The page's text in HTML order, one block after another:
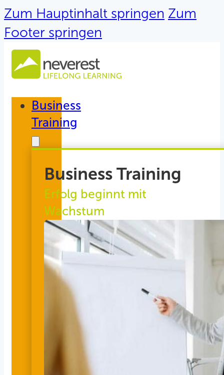
Zum Hauptinhalt springen Zum
Footer springen
Business
Training
Business Training
Erfolg beginnt mit
Wachstum